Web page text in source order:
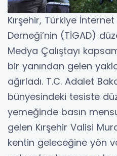
​Kırşehir, Türkiye
Derneği’nin (TİGAD)
Medya Çalıştayı
bir yanından gelen
ağırladı. T.C. Adalet
bünyesindeki tesiste
yemeğinde basın
gelen Kırşehir Valisi
kentin geleceğine yön